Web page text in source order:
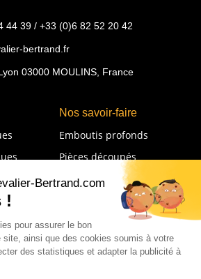
44 39 / +33 (0)6 82 52 20 42
bertrand.fr
03000 MOULINS, France
Nos savoir-faire
Emboutis profonds
Pièces découpés
Emboutissage formage
Emboutis restreints
Soudures